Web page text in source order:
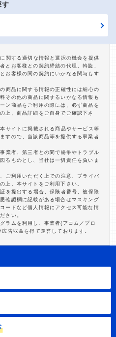
す
関する適切な情報と選択の機会を提供
とお客様との契約締結の代理、斡旋、
お客様の間の契約にいかなる関与もす
商品に関する情報の正確性には細心の
その他の商品に関するいかなる情報も
ン商品をご利用の際には、必ず商品を
上、商品詳細をご自身でご確認下さ
サイトに掲載される商品やサービス等
すので、当該商品等を提供する事業者
業者、第三者との間で紛争やトラブル
るものとし、当社は一切責任を負いま
ご利用いただく上での注意、プライバ
上、本サイトをご利用下さい。
を提出する場合、保険者番号、被保険
確認欄に記載がある場合はマスキング
ードなど個人情報にアクセス可能な情
さい。
ラムを利用し、事業者(アコム／プロ
告収益を得て運営しております。